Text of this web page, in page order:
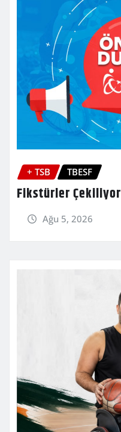
+ TSB TBESF
Fikstürler Çekiliyor
Ağu 5, 2026